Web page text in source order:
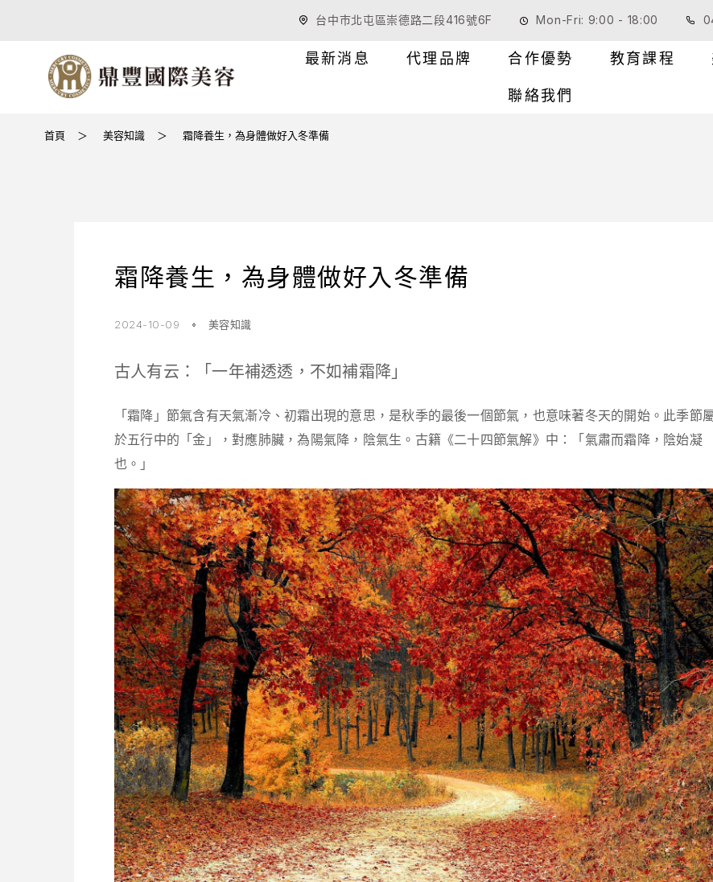
台中市北屯區崇德路二段416號6F Mon-Fri: 9:00 - 18:00
最新消息 代理品牌 合作優勢 教育課程
聯絡我們
首頁 ＞ 美容知識 ＞ 霜降養生，為身體做好入冬準備
霜降養生，為身體做好入冬準備
2024-10-09 美容知識
古人有云：「一年補透透，不如補霜降」
「霜降」節氣含有天氣漸冷、初霜出現的意思，是秋季的最後一個節氣，也意味著冬天的開始。此季節
於五行中的「金」，對應肺臟，為陽氣降，陰氣生。古籍《二十四節氣解》中：「氣肅而霜降，陰始凝
也。」